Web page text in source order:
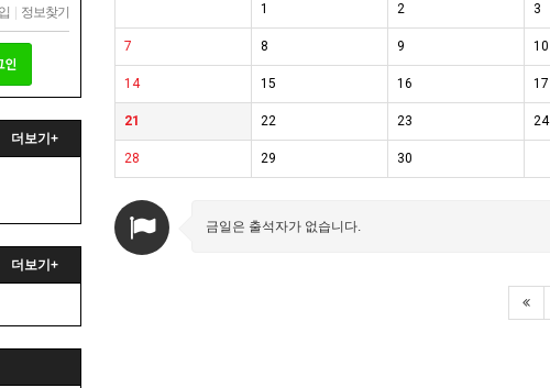
1 2 3
7 8 9 10
14 15 16 17
21 22 23 24
28 29 30
금일은 출석자가 없습니다.
정보찾기
더보기+
더보기+